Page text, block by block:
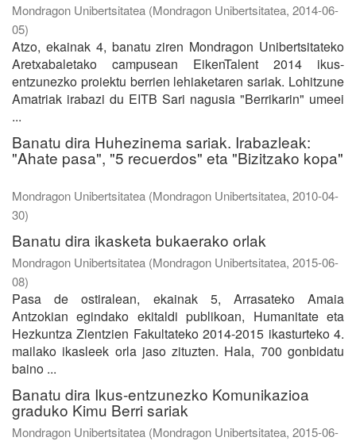
Mondragon Unibertsitatea (Mondragon Unibertsitatea, 2014-06-
05)
Atzo, ekainak 4, banatu ziren Mondragon Unibertsitateko
Aretxabaletako campusean EikenTalent 2014 ikus-
entzunezko proiektu berrien lehiaketaren sariak. Lohitzune
Amatriak irabazi du EITB Sari nagusia "Berrikarin" umeei
...
Banatu dira Huhezinema sariak. Irabazleak:
"Ahate pasa", "5 recuerdos" eta "Bizitzako kopa"
Mondragon Unibertsitatea (Mondragon Unibertsitatea, 2010-04-
30)
Banatu dira ikasketa bukaerako orlak
Mondragon Unibertsitatea (Mondragon Unibertsitatea, 2015-06-
08)
Pasa de ostiralean, ekainak 5, Arrasateko Amaia
Antzokian egindako ekitaldi publikoan, Humanitate eta
Hezkuntza Zientzien Fakultateko 2014-2015 ikasturteko 4.
mailako ikasleek orla jaso zituzten. Hala, 700 gonbidatu
baino ...
Banatu dira Ikus-entzunezko Komunikazioa
graduko Kimu Berri sariak
Mondragon Unibertsitatea (Mondragon Unibertsitatea, 2015-06-